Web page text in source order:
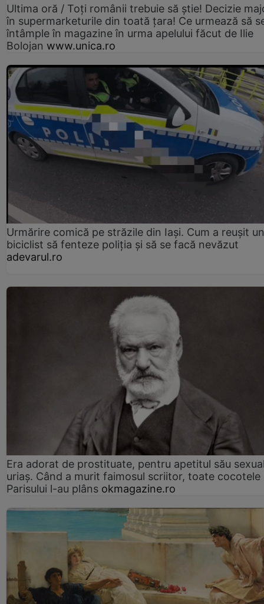
Ultima oră / Toți românii trebuie să știe! Decizie
în supermarketurile din toată țara! Ce urmează să
întâmple în magazine în urma apelului făcut de Ilie
Bolojan www.unica.ro
Urmărire comică pe străzile din Iași. Cum a reușit un
biciclist să fenteze poliția și să se facă nevăzut
adevarul.ro
Era adorat de prostituate, pentru apetitul său
uriaș. Când a murit faimosul scriitor, toate cocotele
Parisului l-au plâns okmagazine.ro